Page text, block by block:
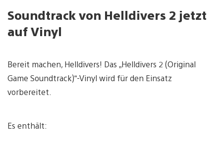
Soundtrack von Helldivers 2 jetzt
auf Vinyl
Bereit machen, Helldivers! Das „Helldivers 2 (Original
Game Soundtrack)“-Vinyl wird für den Einsatz
vorbereitet.
Es enthält: